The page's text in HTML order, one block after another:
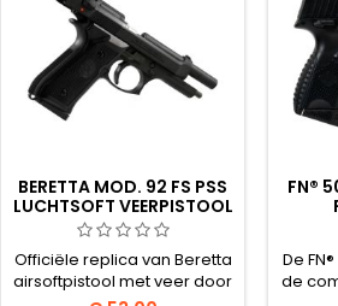
BERETTA MOD. 92 FS PSS
LUCHTSOFT VEERPISTOOL
Officiële replica van Beretta
airsoftpistool met veer door
FN®
De
de